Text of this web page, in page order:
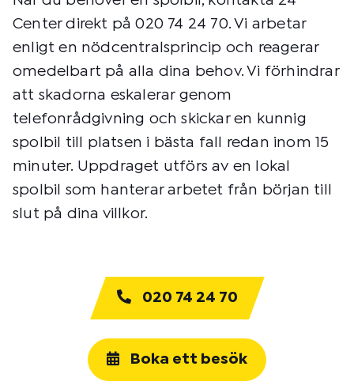
Center direkt på 020 74 24 70. Vi arbetar
enligt en nödcentralsprincip och reagerar
omedelbart på alla dina behov. Vi förhindrar
att skadorna eskalerar genom
telefonrådgivning och skickar en kunnig
spolbil till platsen i bästa fall redan inom 15
minuter. Uppdraget utförs av en lokal
spolbil som hanterar arbetet från början till
slut på dina villkor.
020 74 24 70
Boka ett besök